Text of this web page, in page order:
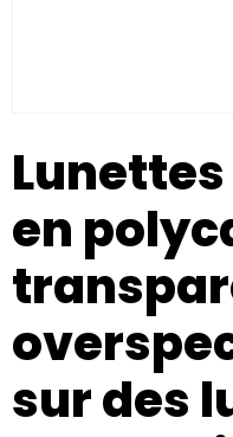
en
sur des